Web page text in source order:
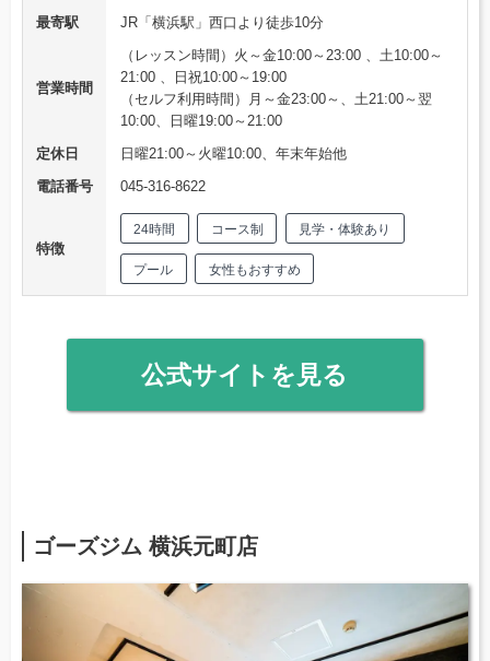
最寄駅
JR「横浜駅」西口より徒歩10分
営業時間
（レッスン時間）火～金10:00～23:00 、土10:00～
21:00 、日祝10:00～19:00
（セルフ利用時間）月～金23:00～、土21:00～翌
10:00、日曜19:00～21:00
定休日
日曜21:00～火曜10:00、年末年始他
電話番号
045-316-8622
特徴
24時間 コース制 見学・体験あり
プール 女性もおすすめ
公式サイトを見る
ゴーズジム 横浜元町店